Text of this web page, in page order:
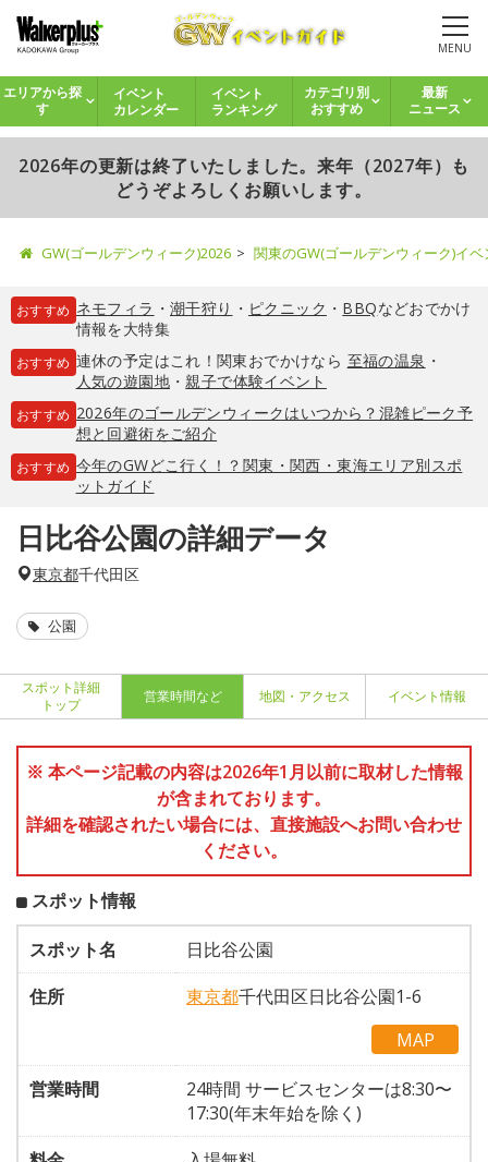
MENU
エリアから探
す
イベント
カレンダー
イベント
ランキング
カテゴリ別
おすすめ
最新
ニュース
2026年の更新は終了いたしました。来年（2027年）も
どうぞよろしくお願いします。
GW(ゴールデンウィーク)2026 関東のGW(ゴールデンウィーク)イ
おすすめ ネモフィラ ・ 潮干狩り ・ ピクニック ・ BBQなどおでかけ
情報を大特集
おすすめ 連休の予定はこれ！関東おでかけなら 至福の温泉 ・
人気の遊園地・親子で体験イベント
おすすめ 2026年のゴールデンウィークはいつから？混雑ピーク予
想と回避術をご紹介
おすすめ 今年のGWどこ行く！？関東・関西・東海エリア別スポ
ットガイド
日比谷公園の詳細データ
東京都千代田区
公園
スポット詳細
トップ
営業時間など 地図・アクセス イベント情報
※ 本ページ記載の内容は2026年1月以前に取材した情報
が含まれております。
詳細を確認されたい場合には、直接施設へお問い合わせ
ください。
スポット情報
スポット名
日比谷公園
住所
東京都千代田区日比谷公園1-6
MAP
営業時間
24時間 サービスセンターは8:30〜
17:30(年末年始を除く)